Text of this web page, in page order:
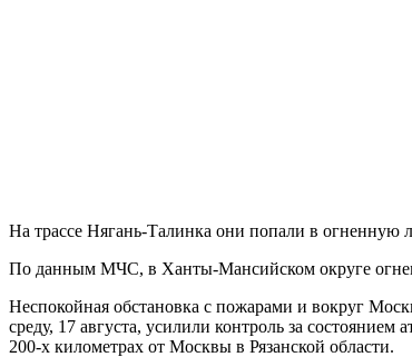
На трассе Нягань-Талинка они попали в огненную
По данным МЧС, в Ханты-Мансийском округе
Неспокойная обстановка с пожарами и вокруг
среду, 17 августа, усилили контроль за
200-х километрах от Москвы в Рязанской области.